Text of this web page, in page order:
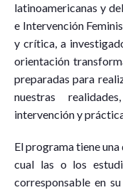
latinoamericanas y
e Intervención
y crítica, a
orientación
preparadas para
nuestras
intervención y
El programa tiene
cual las o los
corresponsable en